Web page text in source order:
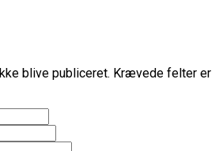
blive publiceret. Krævede felter er